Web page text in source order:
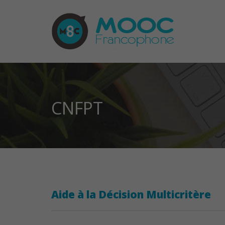
CNFPT
Aide à la Décision Multicritère